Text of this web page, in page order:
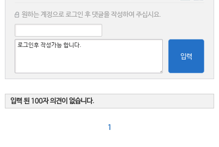
원하는 계정으로 로그인 후 댓글을 작성하여 주십시요.
입력
입력 된 100자 의견이 없습니다.
1